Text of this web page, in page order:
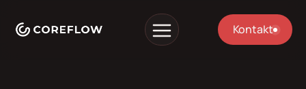
Kontakt